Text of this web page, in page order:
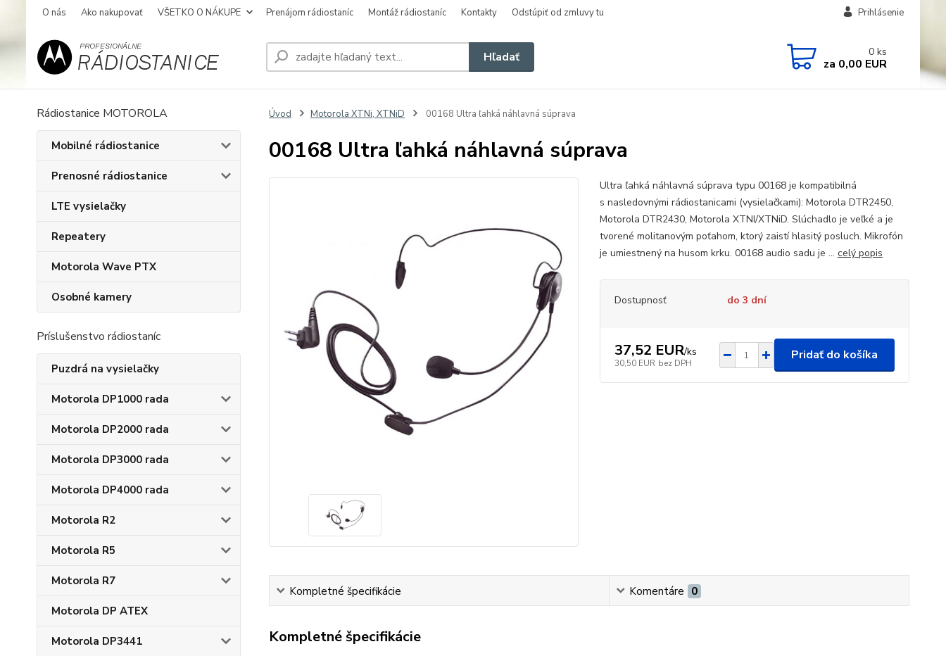
O nás Ako nakupovať VŠETKO O NÁKUPE Prenájom rádiostaníc Montáž rádiostaníc Kontakty Odstúpiť od zmluvy tu Prihlásenie
Hľadať 0 ks
za 0,00 EUR
Rádiostanice MOTOROLA
Mobilné rádiostanice
Prenosné rádiostanice
LTE vysielačky
Repeatery
Motorola Wave PTX
Osobné kamery
Príslušenstvo rádiostaníc
Puzdrá na vysielačky
Motorola DP1000 rada
Motorola DP2000 rada
Motorola DP3000 rada
Motorola DP4000 rada
Motorola R2
Motorola R5
Motorola R7
Motorola DP ATEX
Motorola DP3441
Úvod Motorola XTNi, XTNiD 00168 Ultra ľahká náhlavná súprava
00168 Ultra ľahká náhlavná súprava
Ultra ľahká náhlavná súprava typu 00168 je kompatibilná
s nasledovnými rádiostanicami (vysielačkami): Motorola DTR2450,
Motorola DTR2430, Motorola XTNI/XTNiD. Slúchadlo je veľké a je
tvorené molitanovým poťahom, ktorý zaistí hlasitý posluch. Mikrofón
je umiestnený na husom krku. 00168 audio sadu je ... celý popis
Dostupnosť do 3 dní
37,52 EUR/ks
30,50 EUR bez DPH
Pridať do košíka
Kompletné špecifikácie Komentáre 0
Kompletné špecifikácie